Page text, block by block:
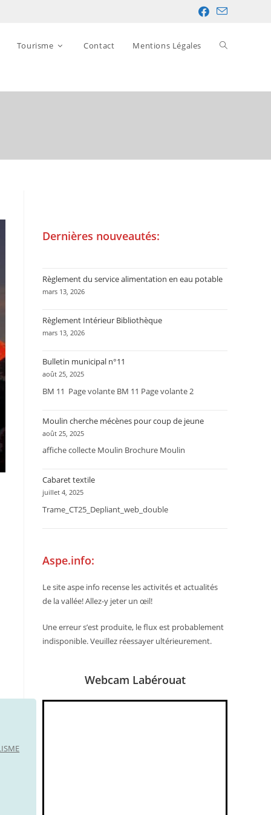
Tourisme Contact Mentions Légales
Dernières nouveautés:
Règlement du service alimentation en eau potable
mars 13, 2026
Règlement Intérieur Bibliothèque
mars 13, 2026
Bulletin municipal n°11
août 25, 2025
BM 11 Page volante BM 11 Page volante 2
Moulin cherche mécènes pour coup de jeune
août 25, 2025
affiche collecte Moulin Brochure Moulin
Cabaret textile
juillet 4, 2025
Trame_CT25_Depliant_web_double
Aspe.info:
Le site aspe info recense les activités et actualités
de la vallée! Allez-y jeter un œil!
Une erreur s’est produite, le flux est probablement
indisponible. Veuillez réessayer ultérieurement.
Webcam Labérouat